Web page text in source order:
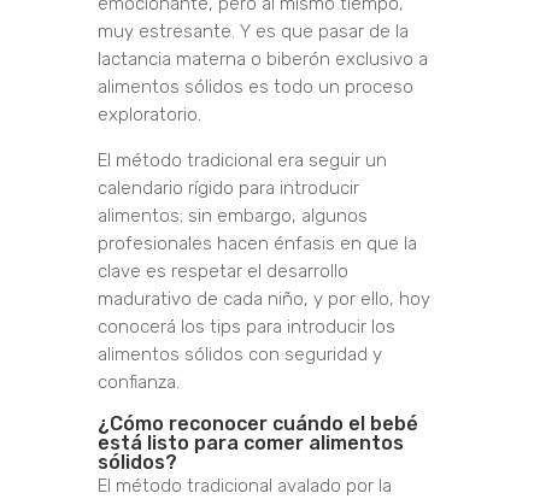
muy estresante. Y es que pasar de la
lactancia materna o biberón exclusivo a
alimentos sólidos es todo un proceso
exploratorio.
El método tradicional era seguir un
calendario rígido para introducir
alimentos; sin embargo, algunos
profesionales hacen énfasis en que la
clave es respetar el desarrollo
madurativo de cada niño, y por ello, hoy
conocerá los tips para introducir los
alimentos sólidos con seguridad y
confianza.
¿Cómo reconocer cuándo el bebé
está listo para comer alimentos
sólidos?
El método tradicional avalado por la